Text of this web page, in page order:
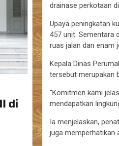
drainase perkotaan
Upaya peningkatan
457 unit. Sementara
ruas jalan dan enam
Kepala Dinas
tersebut merupakan
“Komitmen kami
mendapatkan
Ia menjelaskan,
juga memperhatikan
di